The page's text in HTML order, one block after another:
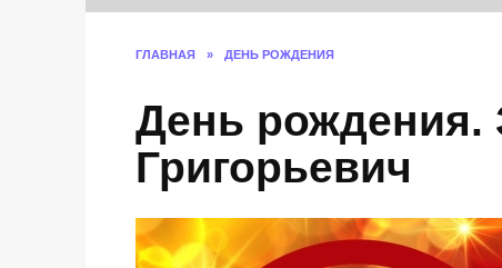
ГЛАВНАЯ » ДЕНЬ РОЖДЕНИЯ
День рождения.
Григорьевич